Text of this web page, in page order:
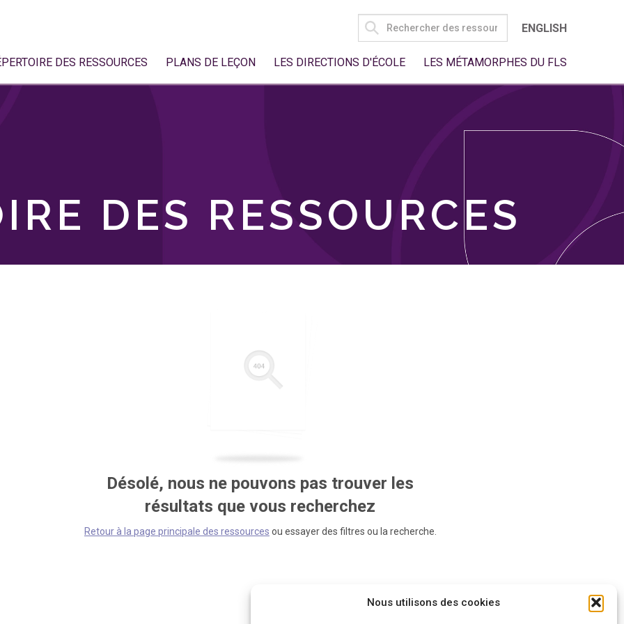
Nous utilisons des cookies
SEARCH
FOR:
ENGLISH
DES RESSOURCES PLANS DE LEÇON LES DIRECTIONS D'ÉCOLE LES MÉTAMORPHES DU FLS
DES RESSOURCES
Désolé, nous ne pouvons pas trouver les
résultats que vous recherchez
Retour à la page principale des ressources ou essayer des filtres ou la recherche.